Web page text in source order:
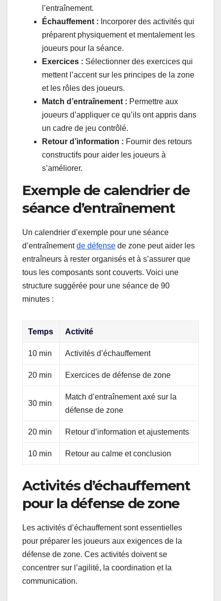
l’entraînement.
Échauffement : Incorporer des activités qui
préparent physiquement et mentalement les
joueurs pour la séance.
Exercices : Sélectionner des exercices qui
mettent l’accent sur les principes de la zone
et les rôles des joueurs.
Match d’entraînement : Permettre aux
joueurs d’appliquer ce qu’ils ont appris dans
un cadre de jeu contrôlé.
Retour d’information : Fournir des retours
constructifs pour aider les joueurs à
s’améliorer.
Exemple de calendrier de
séance d’entraînement
Un calendrier d’exemple pour une séance
d’entraînementde défense de zone peut aider les
entraîneurs à rester organisés et à s’assurer que
tous les composants sont couverts. Voici une
structure suggérée pour une séance de 90
minutes :
Temps Activité
10 min Activités d’échauffement
20 min Exercices de défense de zone
30 min
Match d’entraînement axé sur la
défense de zone
20 min Retour d’information et ajustements
10 min Retour au calme et conclusion
Activités d’échauffement
pour la défense de zone
Les activités d’échauffement sont essentielles
pour préparer les joueurs aux exigences de la
défense de zone. Ces activités doivent se
concentrer sur l’agilité, la coordination et la
communication.